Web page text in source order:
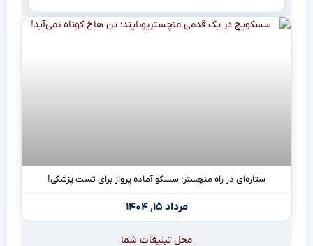
ستاره‌ای در راه منچستر: سسکو آماده پرواز برای تست پزشکی!
مرداد ۱۵, ۱۴۰۴
محل تبلیغات شما